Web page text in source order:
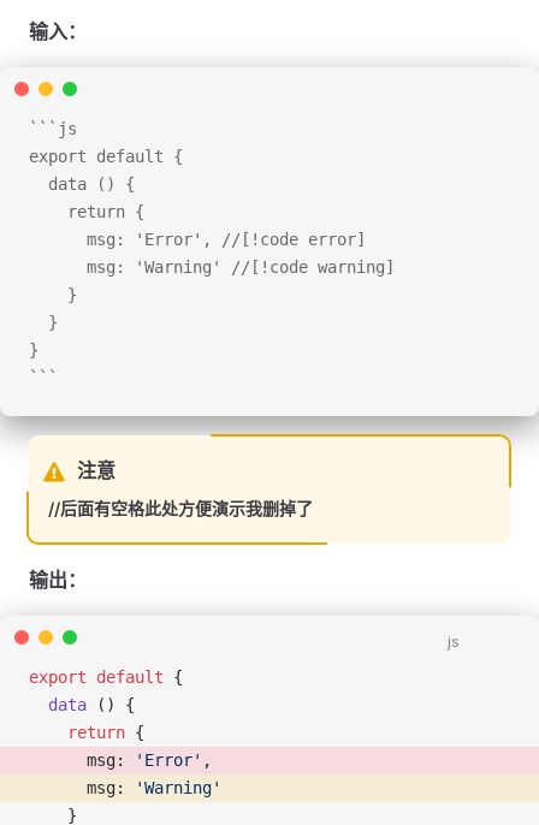
输入：
```js
export default {
  data () {
    return {
      msg: 'Error', //[!code error]
      msg: 'Warning' //[!code warning]
    }
  }
}
```
注意
//后面有空格此处方便演示我删掉了
输出：
js
export default {
  data
() {
    return
{
      msg:
'Error' ,
      msg:
'Warning'
    }